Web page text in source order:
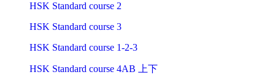
HSK Standard course 2
HSK Standard course 3
HSK Standard course 1-2-3
HSK Standard course 4AB 上下